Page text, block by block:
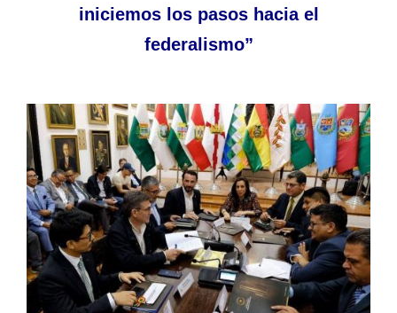
iniciemos los pasos hacia el
federalismo”